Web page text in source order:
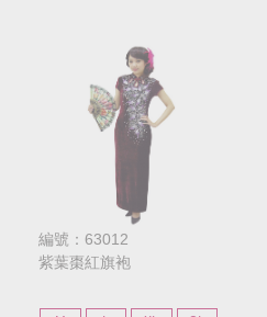
編號：63012
紫葉棗紅旗袍